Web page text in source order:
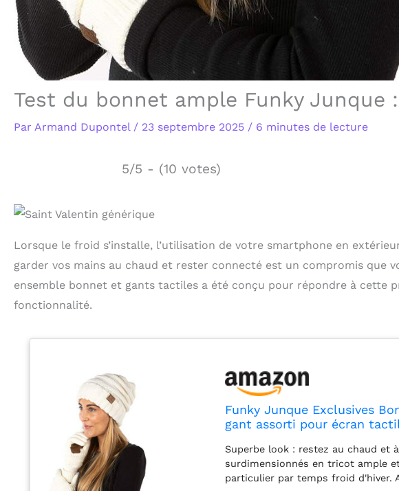
Test du bonnet ample Funky
Par Armand Dupontel / 23 septembre 2025 / 6 minutes de lecture
5/5 - (10 votes)
Lorsque le froid s’installe, l’utilisation de votre smartphone en
garder vos mains au chaud et rester connecté est un compromis que
ensemble bonnet et gants tactiles a été conçu pour répondre à cette
fonctionnalité.
Funky Junque Exclusives
gant assorti pour écran
Superbe look : restez au chaud et
surdimensionnés en tricot ample
particulier par temps froid d'hiver.